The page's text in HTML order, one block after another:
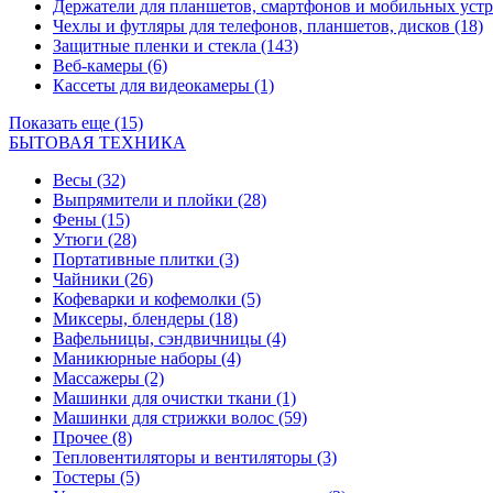
Держатели для планшетов, смартфонов и мобильных
Чехлы и футляры для телефонов, планшетов, дисков (18)
Защитные пленки и стекла (143)
Веб-камеры (6)
Кассеты для видеокамеры (1)
Показать еще (15)
БЫТОВАЯ ТЕХНИКА
Весы (32)
Выпрямители и плойки (28)
Фены (15)
Утюги (28)
Портативные плитки (3)
Чайники (26)
Кофеварки и кофемолки (5)
Миксеры, блендеры (18)
Вафельницы, сэндвичницы (4)
Маникюрные наборы (4)
Массажеры (2)
Машинки для очистки ткани (1)
Машинки для стрижки волос (59)
Прочее (8)
Тепловентиляторы и вентиляторы (3)
Тостеры (5)